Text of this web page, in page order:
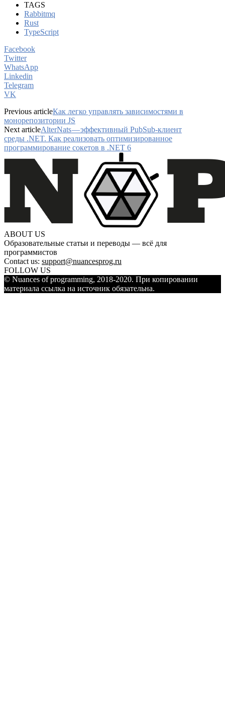
TAGS
Rabbitmq
Rust
TypeScript
Facebook
Twitter
WhatsApp
Linkedin
Telegram
VK
Previous articleКак легко управлять зависимостями в
монорепозитории JS
Next articleAlterNats — эффективный PubSub-клиент
среды .NET. Как реализовать оптимизированное
программирование сокетов в .NET 6
ABOUT US
Образовательные статьи и переводы — всё для
программистов
Contact us: support@nuancesprog.ru
FOLLOW US
© Nuances of programming, 2018-2020. При копировании
материала ссылка на источник обязательна.